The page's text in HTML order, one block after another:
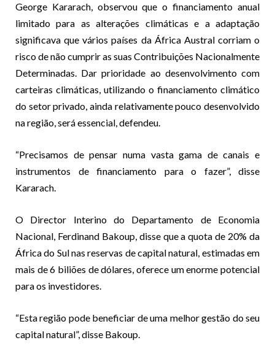
George Kararach, observou que o financiamento anual
limitado para as alterações climáticas e a adaptação
significava que vários países da África Austral corriam o
risco de não cumprir as suas Contribuições Nacionalmente
Determinadas. Dar prioridade ao desenvolvimento com
carteiras climáticas, utilizando o financiamento climático
do setor privado, ainda relativamente pouco desenvolvido
na região, será essencial, defendeu.
“Precisamos de pensar numa vasta gama de canais e
instrumentos de financiamento para o fazer”, disse
Kararach.
O Director Interino do Departamento de Economia
Nacional, Ferdinand Bakoup, disse que a quota de 20% da
África do Sul nas reservas de capital natural, estimadas em
mais de 6 biliões de dólares, oferece um enorme potencial
para os investidores.
“Esta região pode beneficiar de uma melhor gestão do seu
capital natural”, disse Bakoup.